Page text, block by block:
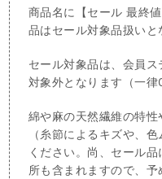
商品名に【セール 最終
品はセール対象品扱いと
セール対象品は、会員
対象外となります（一律
綿や麻の天然繊維の特
（糸節によるキズや、
ください。尚、セール
所も含まれますので、予